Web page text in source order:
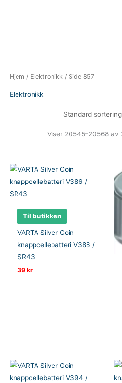
Hjem / Elektronikk / Side 857
Elektronikk
Viser 20545–20568 av
Til butikken
VARTA Silver Coin
knappcellebatteri V386 /
SR43
39kr